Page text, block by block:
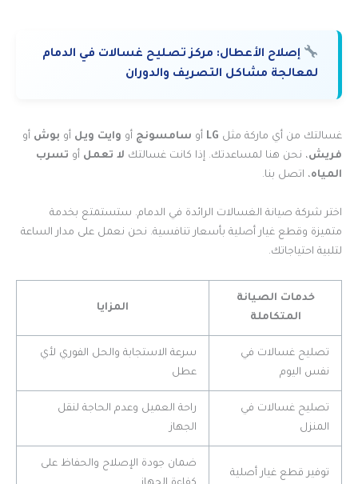
إصلاح الأعطال: مركز تصليح غسالات في الدمام
لمعالجة مشاكل التصريف والدوران
غسالتك من أي ماركة مثل LG أو سامسونج أو وايت ويل أو بوش أو
فريش، نحن هنا لمساعدتك. إذا كانت غسالتك لا تعمل أو تسرب
المياه، اتصل بنا.
اختر شركة صيانة الغسالات الرائدة في الدمام. ستستمتع بخدمة
متميزة وقطع غيار أصلية بأسعار تنافسية. نحن نعمل على مدار الساعة
لتلبية احتياجاتك.
خدمات الصيانة
المتكاملة
المزايا
تصليح غسالات في
نفس اليوم
سرعة الاستجابة والحل الفوري لأي
عطل
تصليح غسالات في
المنزل
راحة العميل وعدم الحاجة لنقل
الجهاز
توفير قطع غيار أصلية
ضمان جودة الإصلاح والحفاظ على